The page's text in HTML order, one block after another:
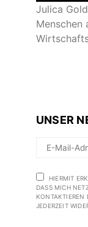
Julica
Menschen
UNSER
HIERMIT
DASS MICH
KONTAKTIEREN
JEDERZEIT